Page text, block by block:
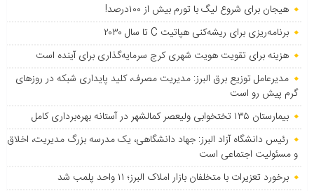
هیجان برای شروع لیگ با تورم بیش از ۱۰۰درصد!
برنامه‌ریزی برای ریشه‌کنی هپاتیت C تا سال ۲۰۳۰
هزینه برای تقویت هویت شهری کرج سرمایه‌گذاری برای آینده است
مدیرعامل توزیع برق البرز: مدیریت مصرف، کلید پایداری شبکه در روزهای
گرم پیش رو است
بیمارستان ۱۳۵ تختخوابی ولیعصر کمالشهر در آستانه بهره‌برداری کامل
رئیس دانشگاه آزاد البرز: جهاد دانشگاهی، یک مدرسه بزرگ مدیریت، اخلاق
و مسئولیت اجتماعی است
برخورد تعزیرات با متخلفان بازار املاک البرز؛ ۱۱ واحد پلمب شد